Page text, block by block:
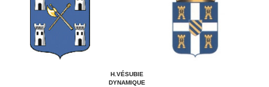
H.VÉSUBIE
DYNAMIQUE